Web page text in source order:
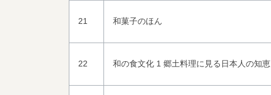
21 和菓子のほん
22 和の食文化 1 郷土料理に見る日本人の知恵